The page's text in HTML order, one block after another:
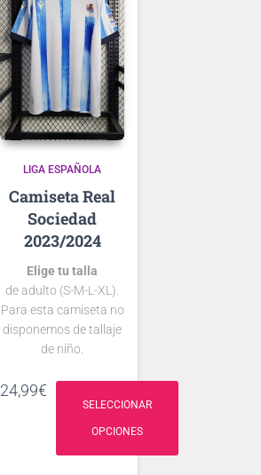
que grabemos en tu
camiseta.
Ten en cuenta que si
aún no se ha
presentado la nueva
tipografía
de …
LIGA ESPAÑOLA
Real
Sociedad
2023/2024
Elige tu talla
de adulto (S-M-L-XL).
Para esta camiseta no
disponemos de tallaje
de niño.
consulta nuestra
24,99€
SELECCIONAR
OPCIONES